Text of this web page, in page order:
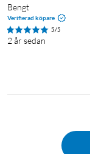
Bengt
Verifierad köpare
5/5
2 år sedan